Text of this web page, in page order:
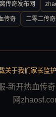
传奇发布网
传奇 二零二传
关于我们 家长监护
-新开热血传
网